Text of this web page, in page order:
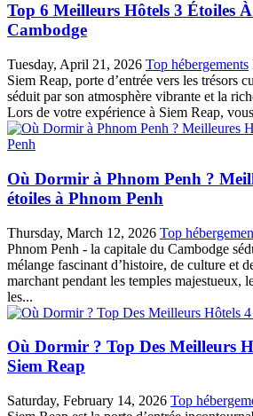
Top 6 Meilleurs Hôtels 3 Étoiles
Cambodge
Tuesday, April 21, 2026 Top hébergements
Siem Reap,‎ porte d’entrée vers les trésors
séduit par son atmosphère vibrante et la
Lors de votre expérience à Siem Reap,‎
Où Dormir à Phnom Penh ?
étoiles à Phnom Penh
Thursday, March 12, 2026 Top
Phnom Penh - la capitale du Cambodge
mélange fascinant d’histoire, de culture et
marchant pendant les temples majestueux,
les...
Où Dormir ? Top Des Meilleurs
Siem Reap
Saturday, February 14, 2026 Top